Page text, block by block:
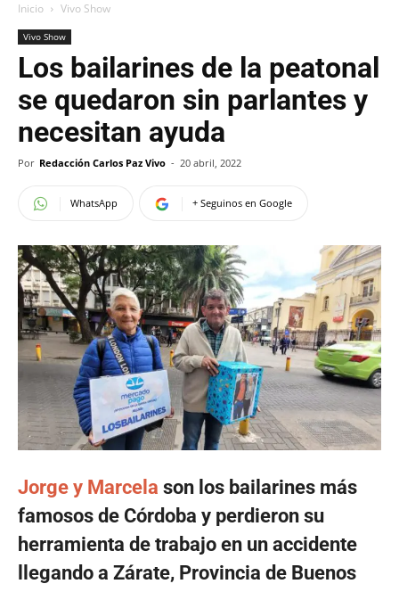
Inicio Vivo Show
Vivo Show
Los bailarines de la peatonal
se quedaron sin parlantes y
necesitan ayuda
Por Redacción Carlos Paz Vivo - 20 abril, 2022
WhatsApp + Seguinos en Google
Jorge y Marcela son los bailarines más
famosos de Córdoba y perdieron su
herramienta de trabajo en un accidente
llegando a Zárate, Provincia de Buenos